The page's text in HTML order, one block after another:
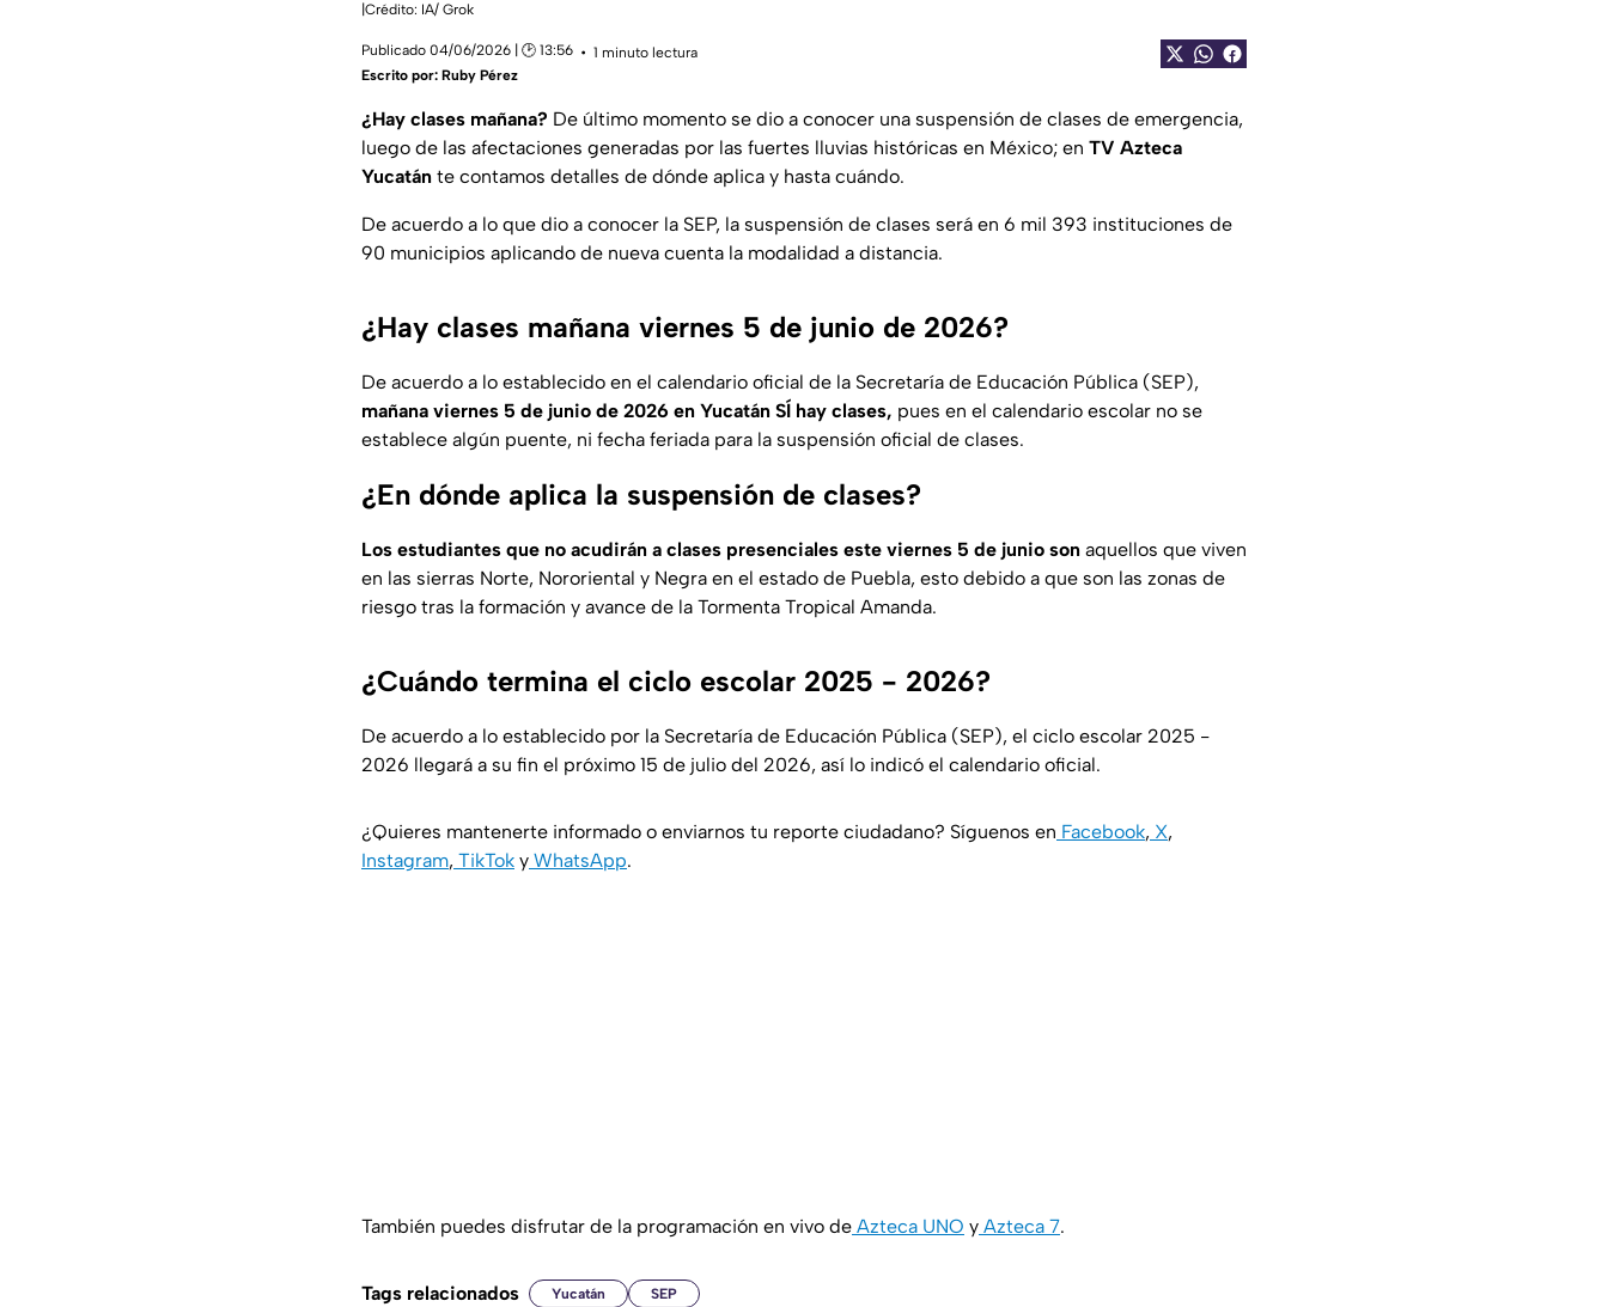
|Crédito: IA/ Grok
Publicado 04/06/2026 | 🕑 13:56
1 minuto lectura
Escrito por: Ruby Pérez
¿Hay clases mañana? De último momento se dio a conocer una suspensión de clases de emergencia,
luego de las afectaciones generadas por las fuertes lluvias históricas en México; en TV Azteca
Yucatán te contamos detalles de dónde aplica y hasta cuándo.
De acuerdo a lo que dio a conocer la SEP, la suspensión de clases será en 6 mil 393 instituciones de
90 municipios aplicando de nueva cuenta la modalidad a distancia.
¿Hay clases mañana viernes 5 de junio de 2026?
De acuerdo a lo establecido en el calendario oficial de la Secretaría de Educación Pública (SEP),
mañana viernes 5 de junio de 2026 en Yucatán SÍ hay clases, pues en el calendario escolar no se
establece algún puente, ni fecha feriada para la suspensión oficial de clases.
¿En dónde aplica la suspensión de clases?
Los estudiantes que no acudirán a clases presenciales este viernes 5 de junio son aquellos que viven
en las sierras Norte, Nororiental y Negra en el estado de Puebla, esto debido a que son las zonas de
riesgo tras la formación y avance de la Tormenta Tropical Amanda.
¿Cuándo termina el ciclo escolar 2025 - 2026?
De acuerdo a lo establecido por la Secretaría de Educación Pública (SEP), el ciclo escolar 2025 -
2026 llegará a su fin el próximo 15 de julio del 2026, así lo indicó el calendario oficial.
¿Quieres mantenerte informado o enviarnos tu reporte ciudadano? Síguenos en Facebook, X,
Instagram, TikTok y WhatsApp.
También puedes disfrutar de la programación en vivo de Azteca UNO y Azteca 7.
Tags relacionados Yucatán SEP